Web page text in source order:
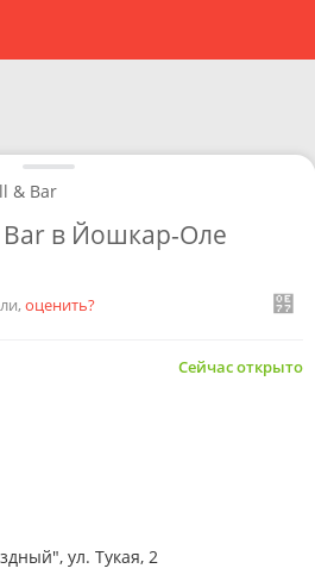
& Bar
Bar в Йошкар-Оле
оценить?
ул. Тукая, 2
Сейчас открыто